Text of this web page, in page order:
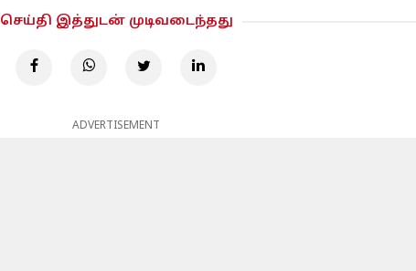
செய்தி இத்துடன் முடிவடைந்தது
ADVERTISEMENT